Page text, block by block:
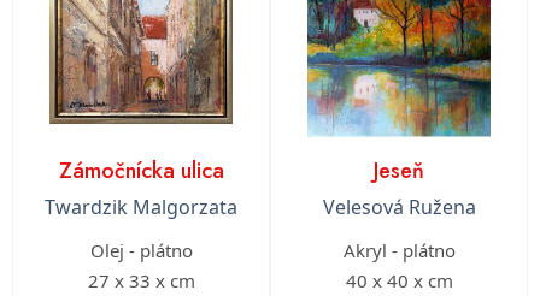
Zámočnícka ulica
Twardzik Malgorzata
Olej - plátno
27 x 33 x cm
Jeseň
Velesová Ružena
Akryl - plátno
40 x 40 x cm